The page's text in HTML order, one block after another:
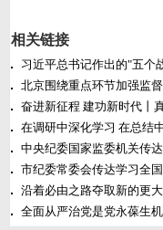
相关链接
习近平总书记作出的"五个
北京围绕重点环节加强监
奋进新征程 建功新时代丨
在调研中深化学习 在总结
中央纪委国家监委机关传
市纪委常委会传达学习全
沿着必由之路夺取新的更
全面从严治党是党永葆生